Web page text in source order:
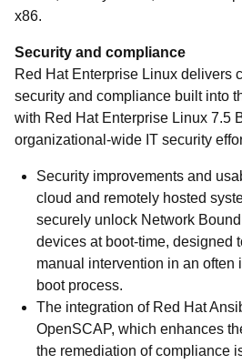
x86.
Security and compliance
Red Hat Enterprise Linux delivers
security and compliance built into
with Red Hat Enterprise Linux 7.5
organizational-wide IT security
Security improvements and
cloud and remotely hosted
securely unlock Network
devices at boot-time, designed
manual intervention in an often
boot process.
The integration of Red Hat
OpenSCAP, which enhances
the remediation of compliance